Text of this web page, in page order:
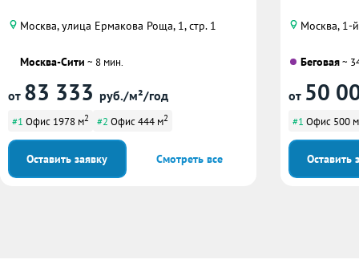
Москва, улица Ермакова Роща, 1, стр. 1
Москва-Сити ~ 8 мин.
от 83 333 руб./м²/год
#1 Офис 1978 м2 #2 Офис 444 м2
Оставить заявку Смотреть все
Москва, 1-
Беговая~
от 50
#1 Офис 500 м
Оставить